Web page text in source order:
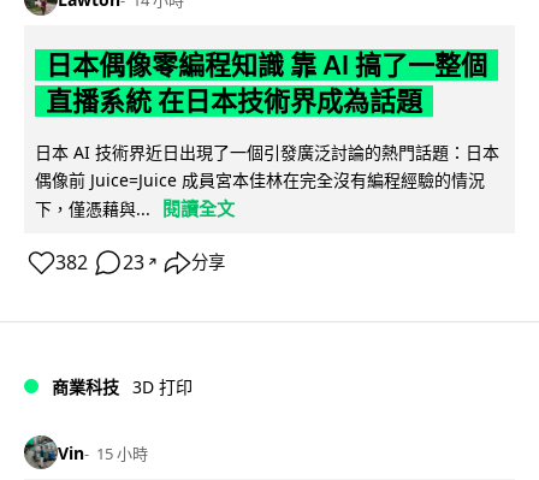
日本偶像零編程知識 靠 AI 搞了一整個
直播系統 在日本技術界成為話題
日本 AI 技術界近日出現了一個引發廣泛討論的熱門話題：日本
偶像前 Juice=Juice 成員宮本佳林在完全沒有編程經驗的情況
下，僅憑藉與...
閱讀全文
382 23 ↗ 分享
商業科技 3D 打印
Vin 15 小時